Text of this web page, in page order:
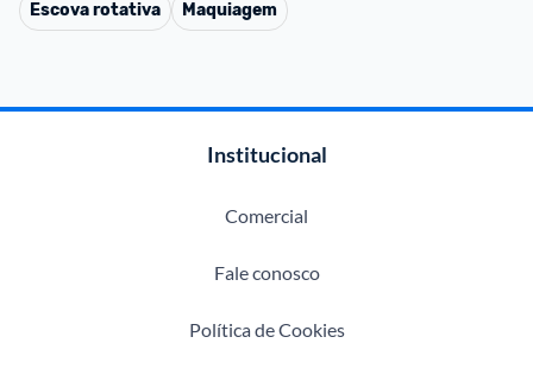
Escova rotativa
Maquiagem
Institucional
Comercial
Fale conosco
Política de Cookies